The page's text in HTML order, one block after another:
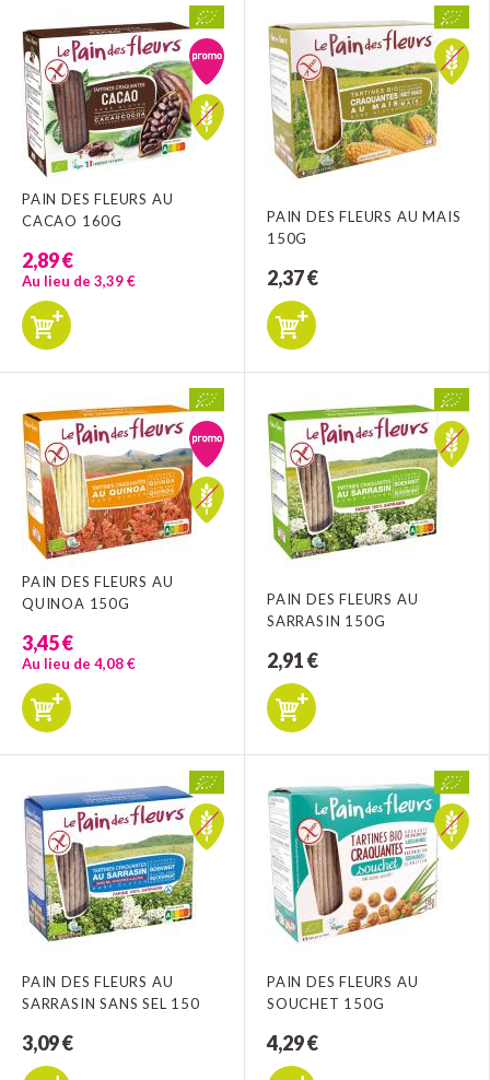
PAIN DES FLEURS AU
CACAO 160G
2,89 €
Au lieu de 3,39 €
PAIN DES FLEURS AU MAIS
150G
2,37 €
PAIN DES FLEURS AU
QUINOA 150G
3,45 €
Au lieu de 4,08 €
PAIN DES FLEURS AU
SARRASIN 150G
2,91 €
PAIN DES FLEURS AU
SARRASIN SANS SEL 150
3,09 €
PAIN DES FLEURS AU
SOUCHET 150G
4,29 €